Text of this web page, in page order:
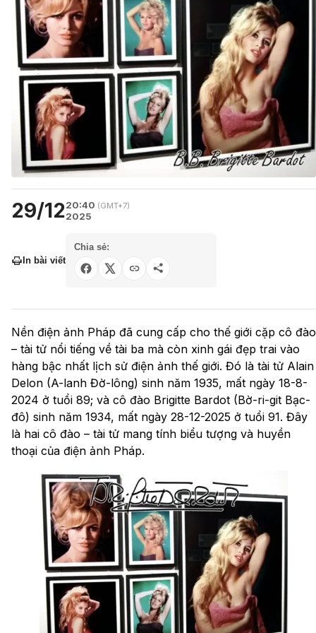
29/1220:40 (GMT+7)
2025
In bài viết
Chia sẻ:
Nền điện ảnh Pháp đã cung cấp cho thế giới cặp cô đào
– tài tử nổi tiếng về tài ba mà còn xinh gái đẹp trai vào
hàng bậc nhất lịch sử điện ảnh thế giới. Đó là tài tử Alain
Delon (A-lanh Đờ-lông) sinh năm 1935, mất ngày 18-8-
2024 ở tuổi 89; và cô đào Brigitte Bardot (Bờ-ri-git Bạc-
đô) sinh năm 1934, mất ngày 28-12-2025 ở tuổi 91. Đây
là hai cô đào – tài tử mang tính biểu tượng và huyền
thoại của điện ảnh Pháp.